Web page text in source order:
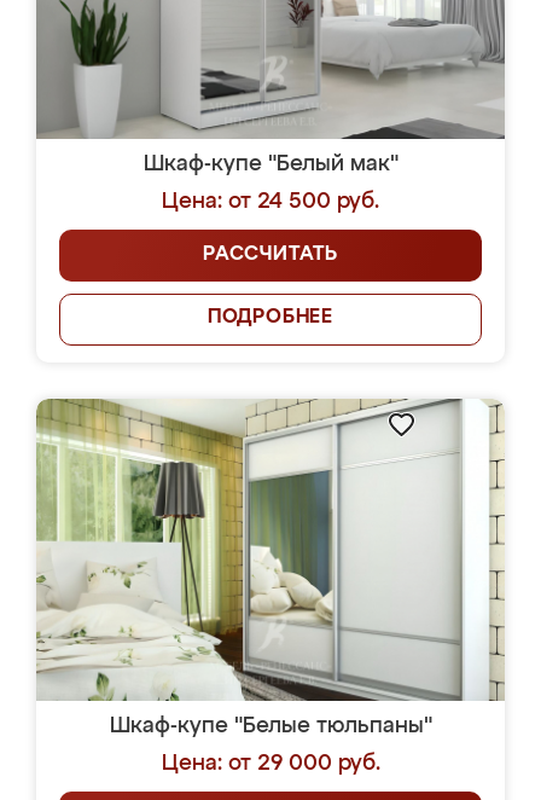
Шкаф-купе "Белый мак"
Цена: от 24 500 руб.
РАССЧИТАТЬ
ПОДРОБНЕЕ
Шкаф-купе "Белые тюльпаны"
Цена: от 29 000 руб.